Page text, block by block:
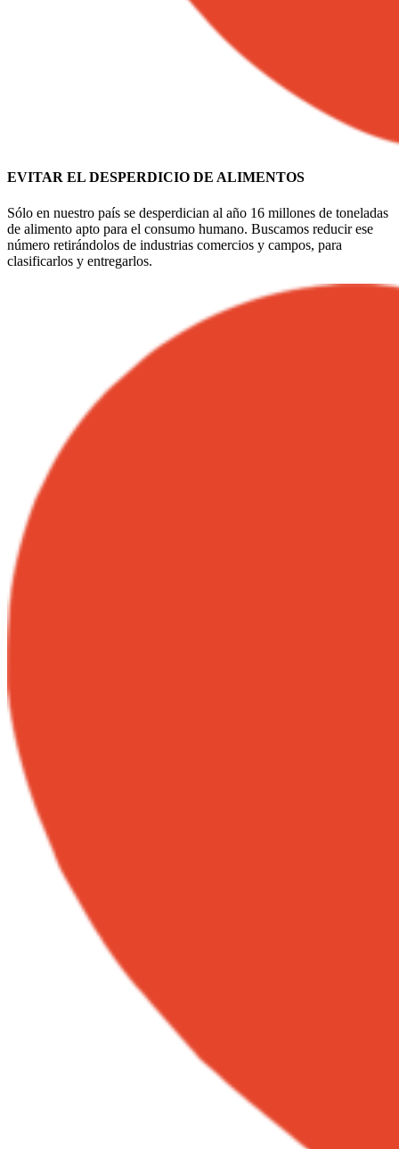
EVITAR EL DESPERDICIO DE ALIMENTOS
Sólo en nuestro país se desperdician al año 16 millones de toneladas
de alimento apto para el consumo humano. Buscamos reducir ese
número retirándolos de industrias comercios y campos, para
clasificarlos y entregarlos.